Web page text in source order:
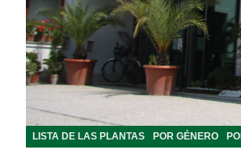
LISTA DE LAS PLANTAS POR GÉNERO